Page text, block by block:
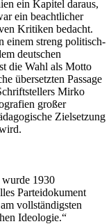
ein Kapitel daraus,
ein beachtlicher
Kritiken bedacht.
einem streng politisch-
deutschen
die Wahl als Motto
übersetzten Passage
Mirko
großer
Zielsetzung
wurde 1930
Parteidokument
vollständigsten
Ideologie.“